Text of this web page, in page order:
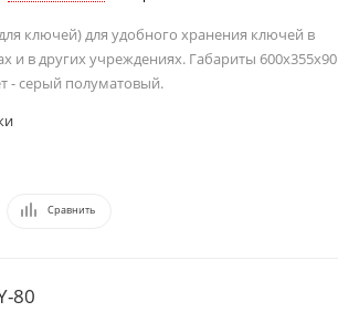
ключей) для удобного хранения ключей в
и в других учреждениях. Габариты 600х355х90
- серый полуматовый.
Сравнить
80